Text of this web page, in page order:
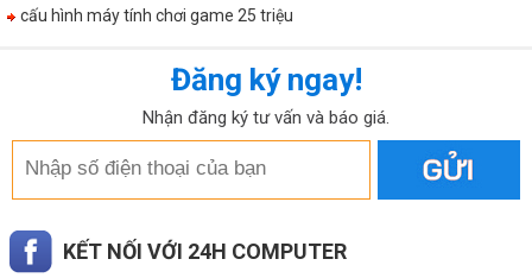
cấu hình máy tính chơi game 25 triệu
Đăng ký ngay!
Nhận đăng ký tư vấn và báo giá.
KẾT NỐI VỚI 24H COMPUTER